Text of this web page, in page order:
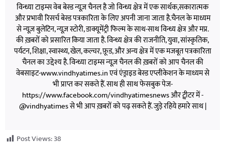
विन्ध्या टाइम्स वेब बेस्ड न्यूज़ चैनल है जो विन्ध्य क्षेत्र में एक सार्थक,सकारात्मक
और प्रभावी रिसर्च बेस्ड पत्रकारिता के लिए अपनी जाना जाता है.चैनल के माध्यम
से न्यूज़ बुलेटिन, न्यूज़ स्टोरी, डाक्यूमेंट्री फिल्म के साथ-साथ विन्ध्य क्षेत्र और मप्र.
की ख़बरों को प्रसारित किया जाता है. विन्ध्य क्षेत्र की राजनीति, युवा, सांस्कृतिक,
पर्यटन, शिक्षा, स्वास्थ्य, खेल, कल्चर, फ़ूड, और अन्य क्षेत्र में एक मजबूत पत्रकारिता
चैनल का उद्देश्य है. विन्ध्या टाइम्स न्यूज़ चैनल की ख़बरों को आप चैनल की
वेबसाइट-www.vindhyatimes.in एवं एंड्राइड बेस्ड एप्लीकेशन के माध्यम से
भी प्राप्त कर सकते हैं. साथ ही साथ फेसबुक पेज-
https://www.facebook.com/vindhyatimesnews और ट्वीटर में -
@vindhyatimes से भी आप ख़बरों को पढ़ सकते हैं. जुड़े रहिये हमारे साथ |
Post Views:38